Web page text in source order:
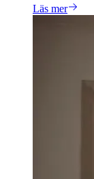
Läs mer